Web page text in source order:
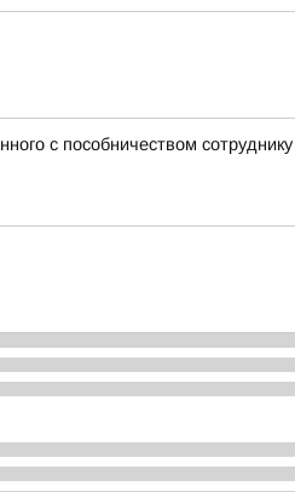
с пособничеством